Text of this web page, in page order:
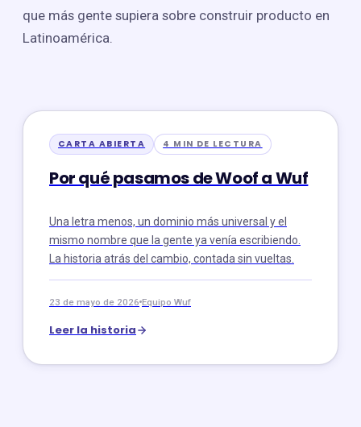
que más gente supiera sobre construir producto en
Latinoamérica.
CARTA ABIERTA 4 MIN DE LECTURA
Por qué pasamos de Woof a Wuf
Una letra menos, un dominio más universal y el
mismo nombre que la gente ya venía escribiendo.
La historia atrás del cambio, contada sin vueltas.
23 de mayo de 2026 Equipo Wuf
Leer la historia